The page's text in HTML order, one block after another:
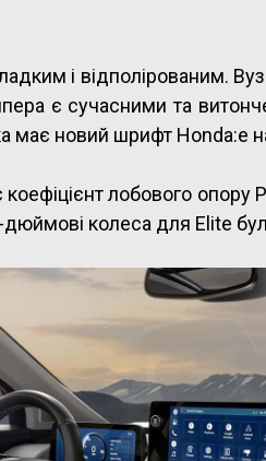
і відполірованим.
є сучасними та
має новий шрифт Honda:e
лобового
дюймові колеса для Elite